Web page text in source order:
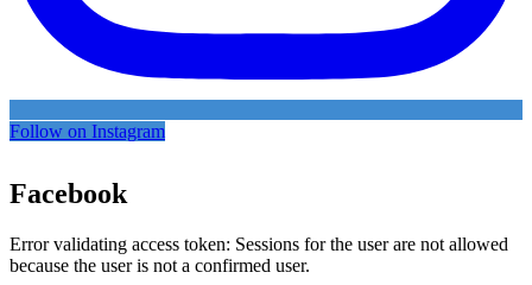
Follow on Instagram
Facebook
Error validating access token: Sessions for the user are not allowed
because the user is not a confirmed user.